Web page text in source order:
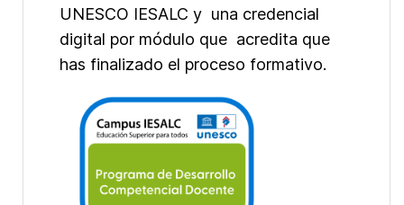
UNESCO IESALC y una credencial
digital por módulo que acredita que
has finalizado el proceso formativo.